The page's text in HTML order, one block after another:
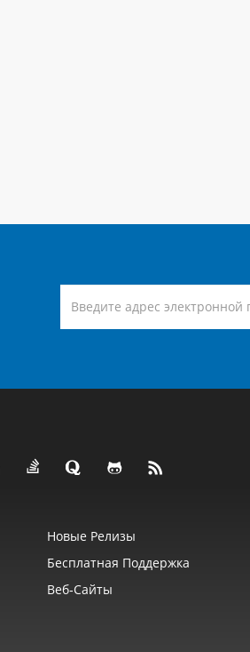
Новые Релизы
Бесплатная Поддержка
Веб‑сайты